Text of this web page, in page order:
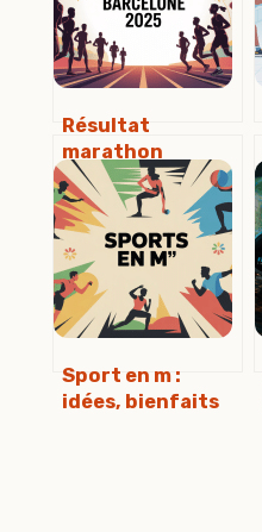
Résultat
marathon
barcelone 2025 :
classement,
temps et infos
clés
Sport en m :
idées, bienfaits